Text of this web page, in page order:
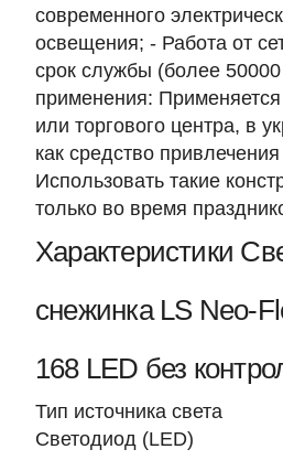
современного
освещения; - Работа от
срок службы (более
применения:
или торгового центра, в
как средство
Использовать такие
только во время
Характеристики
снежинка LS Neo-
168 LED без
Тип источника света
Светодиод (LED)